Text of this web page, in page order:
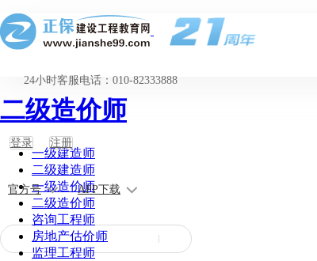
24小时客服电话：010-82333888
登录 注册
官方号 APP下载
二级造价师
一级建造师
二级建造师
一级造价师
二级造价师
咨询工程师
房地产估价师
监理工程师